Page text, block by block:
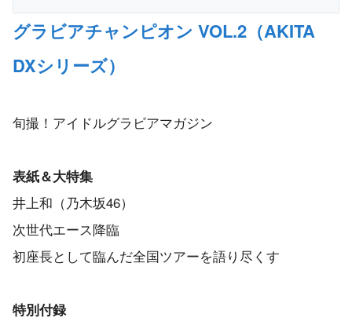
グラビアチャンピオン VOL.2（AKITA
DXシリーズ）
旬撮！アイドルグラビアマガジン
表紙＆大特集
井上和（乃木坂46）
次世代エース降臨
初座長として臨んだ全国ツアーを語り尽くす
特別付録